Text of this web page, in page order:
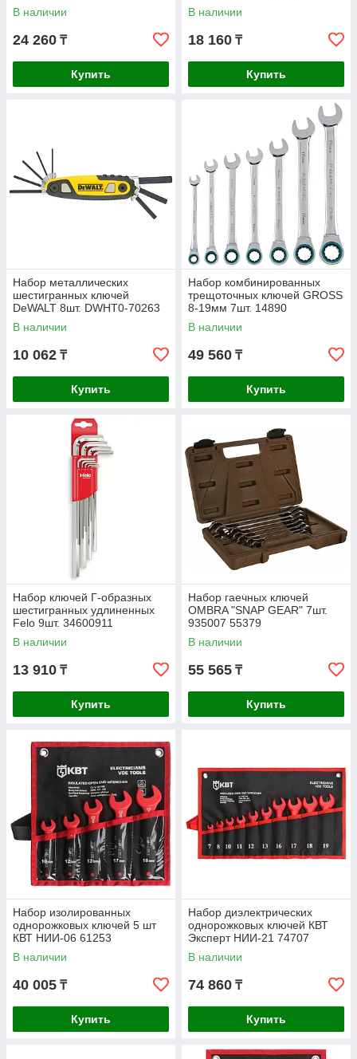
В наличии
24 260 ₸
Купить
В наличии
18 160 ₸
Купить
Набор металлических
шестигранных ключей
DeWALT 8шт. DWHT0-70263
В наличии
10 062 ₸
Купить
Набор комбинированных
трещоточных ключей GROSS
8-19мм 7шт. 14890
В наличии
49 560 ₸
Купить
Набор ключей Г-образных
шестигранных удлиненных
Felo 9шт. 34600911
В наличии
13 910 ₸
Купить
Набор гаечных ключей
OMBRA "SNAP GEAR" 7шт.
935007 55379
В наличии
55 565 ₸
Купить
Набор изолированных
однорожковых ключей 5 шт
КВТ НИИ-06 61253
В наличии
40 005 ₸
Купить
Набор диэлектрических
однорожковых ключей КВТ
Эксперт НИИ-21 74707
В наличии
74 860 ₸
Купить